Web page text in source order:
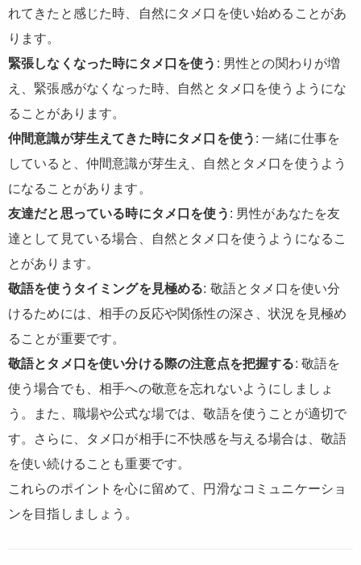
れてきたと感じた時、自然にタメ口を使い始めることがあ
ります。
緊張しなくなった時にタメ口を使う : 男性との関わりが増
え、緊張感がなくなった時、自然とタメ口を使うようにな
ることがあります。
仲間意識が芽生えてきた時にタメ口を使う : 一緒に仕事を
していると、仲間意識が芽生え、自然とタメ口を使うよう
になることがあります。
友達だと思っている時にタメ口を使う : 男性があなたを友
達として見ている場合、自然とタメ口を使うようになるこ
とがあります。
敬語を使うタイミングを見極める: 敬語とタメ口を使い分
けるためには、相手の反応や関係性の深さ、状況を見極め
ることが重要です。
敬語とタメ口を使い分ける際の注意点を把握する: 敬語を
使う場合でも、相手への敬意を忘れないようにしましょ
う。また、職場や公式な場では、敬語を使うことが適切で
す。さらに、タメ口が相手に不快感を与える場合は、敬語
を使い続けることも重要です。
これらのポイントを心に留めて、円滑なコミュニケーショ
ンを目指しましょう。